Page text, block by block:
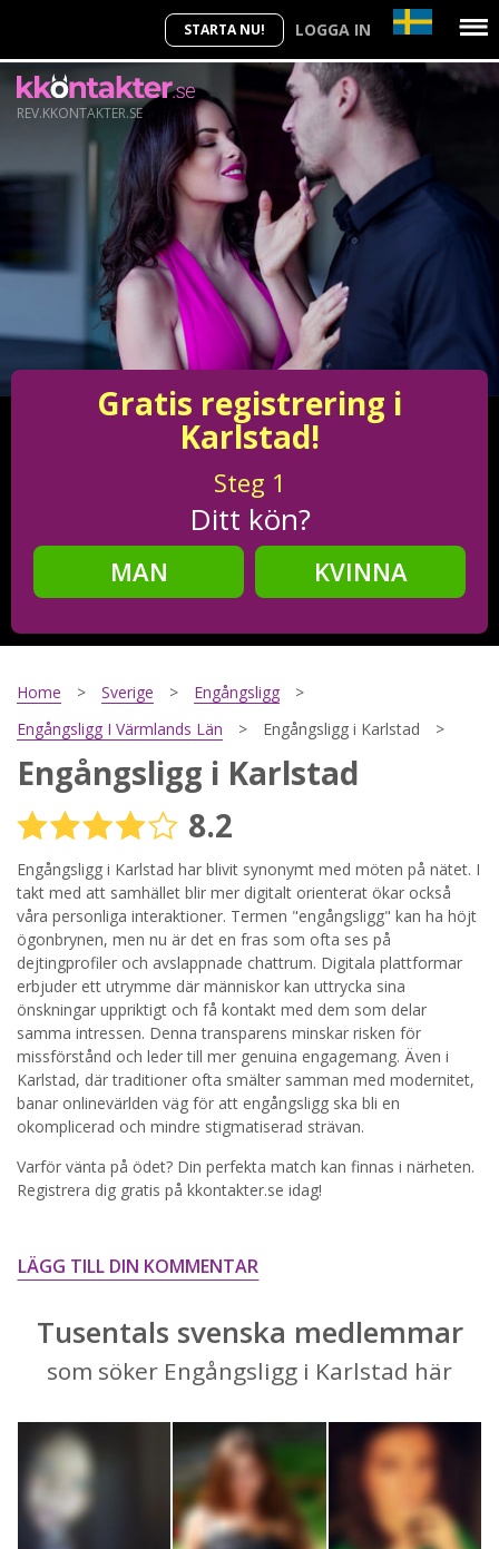
STARTA NU! LOGGA IN
REV.KKONTAKTER.SE
Gratis registrering i
Karlstad!
Steg 1
Ditt kön?
MAN
KVINNA
Steg2
Steg3
Din mailadress?
Genom att registrera godkänner jag Villkoren
och
Sekretesspolicyn. Jag godkänner att ta emot information och
reklam via e-post från hemsidans operatörer. Jag kan dra
tillbaka godkännande när jag vill.
STARTA NU!
Home Sverige
Engångsligg
Engångsligg I Värmlands Län
Engångsligg i Karlstad
Engångsligg i Karlstad
8.2
Engångsligg i Karlstad har blivit synonymt med möten på nätet. I
takt med att samhället blir mer digitalt orienterat ökar också
våra personliga interaktioner. Termen "engångsligg" kan ha höjt
ögonbrynen, men nu är det en fras som ofta ses på
dejtingprofiler och avslappnade chattrum. Digitala plattformar
erbjuder ett utrymme där människor kan uttrycka sina
önskningar uppriktigt och få kontakt med dem som delar
samma intressen. Denna transparens minskar risken för
missförstånd och leder till mer genuina engagemang. Även i
Karlstad, där traditioner ofta smälter samman med modernitet,
banar onlinevärlden väg för att engångsligg ska bli en
okomplicerad och mindre stigmatiserad strävan.
Varför vänta på ödet? Din perfekta match kan finnas i närheten.
Registrera dig gratis på kkontakter.se idag!
LÄGG TILL DIN KOMMENTAR
Tusentals svenska medlemmar
som söker Engångsligg i Karlstad här